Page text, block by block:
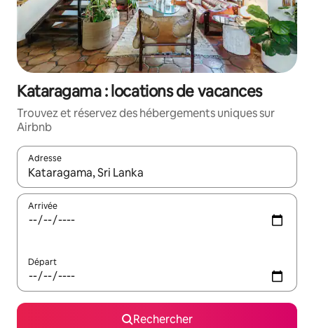
Kataragama : locations de vacances
Trouvez et réservez des hébergements uniques sur
Airbnb
Adresse
Lorsque les résultats s'affichent, utilisez les flèches vers le
Arrivée
Départ
Rechercher